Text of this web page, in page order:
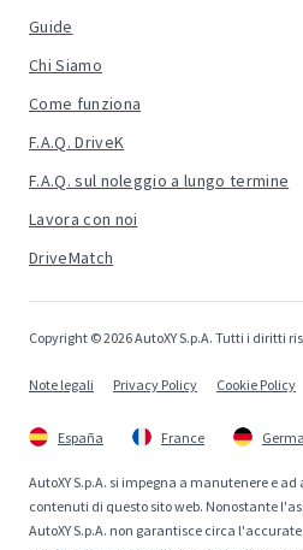
Guide
Chi Siamo
Come funziona
F.A.Q. DriveK
F.A.Q. sul noleggio a lungo termine
Lavora con noi
DriveMatch
Copyright © 2026 AutoXY S.p.A. Tutti i diritti
Note legali Privacy Policy Cookie Policy
España France
AutoXY S.p.A. si impegna a manutenere e
contenuti di questo sito web. Nonostante
AutoXY S.p.A. non garantisce circa